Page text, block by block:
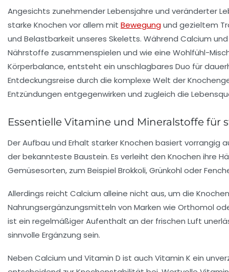
Angesichts zunehmender Lebensjahre und veränderter
starke Knochen vor allem mit Bewegungund gezieltem
und Belastbarkeit unseres Skeletts. Während Calcium
Nährstoffe zusammenspielen und wie eine Wohlfühl-
Körperbalance, entsteht ein unschlagbares Duo für
Entdeckungsreise durch die komplexe Welt der
Entzündungen entgegenwirken und zugleich die
Essentielle Vitamine und Mineralstoffe für
Der Aufbau und Erhalt starker Knochen basiert vorrangig
der bekannteste Baustein. Es verleiht den Knochen ihre
Gemüsesorten, zum Beispiel Brokkoli, Grünkohl oder
Allerdings reicht Calcium alleine nicht aus, um die
Nahrungsergänzungsmitteln von Marken wie Orthomol
ist ein regelmäßiger Aufenthalt an der frischen Luft
sinnvolle Ergänzung sein.
Neben Calcium und Vitamin D ist auch Vitamin K ein